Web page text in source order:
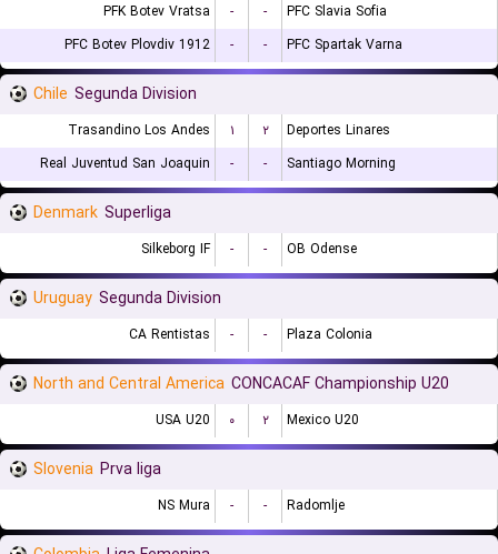
PFK Botev Vratsa - -
PFC Slavia Sofia
PFC Botev Plovdiv 1912
- - PFC Spartak Varna
Chile Segunda Division
Trasandino Los Andes ۱ ۲
Deportes Linares
Real Juventud San Joaquin
- - Santiago Morning
Denmark Superliga
Silkeborg IF - - OB Odense
Uruguay Segunda Division
CA Rentistas - - Plaza Colonia
North and Central America CONCACAF Championship U20
USA U20 ۰ ۲ Mexico U20
Slovenia Prva liga
NS Mura - - Radomlje